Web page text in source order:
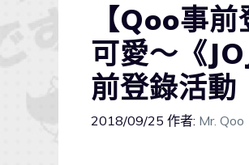
【Qoo事
可愛～《
前登錄活動
2018/09/25 作者: Mr. Qoo